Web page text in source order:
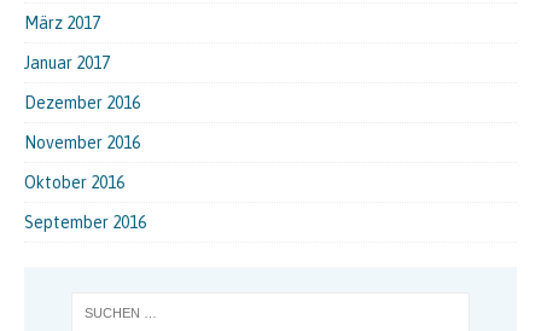
März 2017
Januar 2017
Dezember 2016
November 2016
Oktober 2016
September 2016